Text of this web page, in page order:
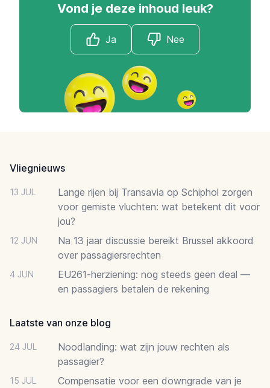
Vond je deze inhoud leuk?
Ja Nee
Vliegnieuws
13 JUL
Lange rijen bij Transavia op Schiphol zorgen
voor gemiste vluchten: wat betekent dit voor
jou?
12 JUN
Na 13 jaar discussie bereikt Brussel akkoord
over passagiersrechten
4 JUN
EU261-herziening: nog steeds geen deal —
en passagiers betalen de rekening
Laatste van onze blog
24 JUL
Noodlanding: wat zijn jouw rechten als
passagier?
15 JUL
Compensatie voor een downgrade van je